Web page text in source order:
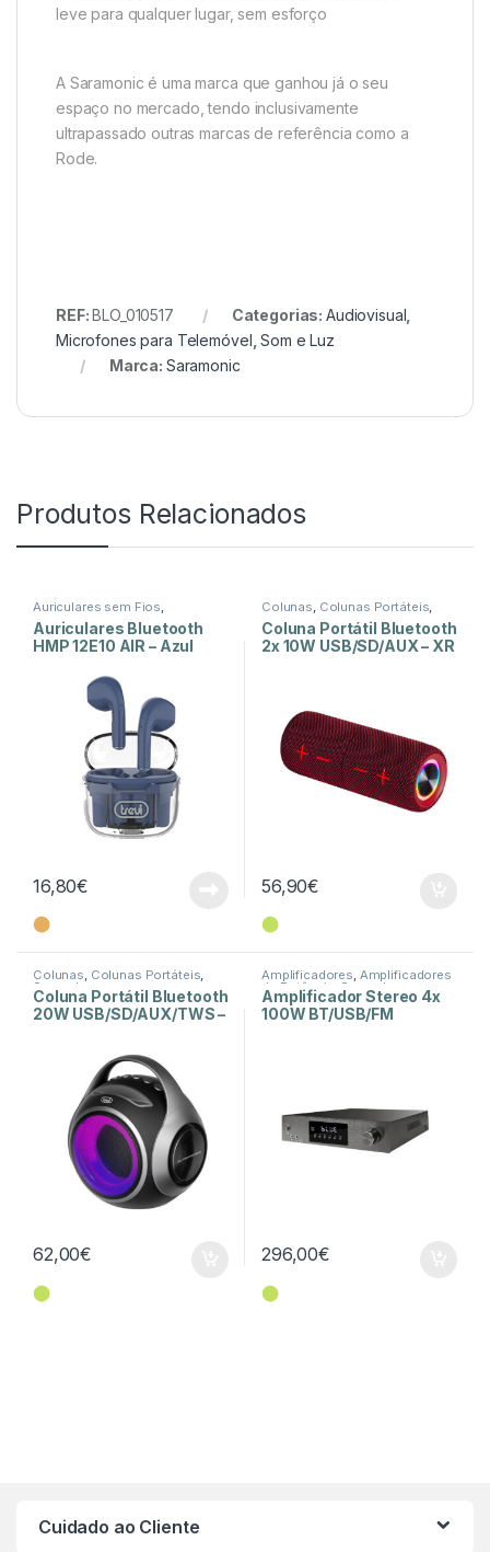
leve para qualquer lugar, sem esforço
A Saramonic é uma marca que ganhou já o seu
espaço no mercado, tendo inclusivamente
ultrapassado outras marcas de referência como a
Rode.
REF:BLO_010517 Categorias: Audiovisual
Microfones para Telemóvel ,Som e Luz
Marca: Saramonic
Produtos Relacionados
Auriculares sem Fios,
Auscultadores e Auriculares
Som e Luz
Auriculares Bluetooth
HMP 12E10 AIR – Azul
16,80€
⬤
Colunas, Colunas Portáteis,
Som e Luz
Coluna Portátil Bluetooth
2x 10W USB/SD/AUX – XR
56,90€
⬤
Colunas, Colunas Portáteis,
Som e Luz
Coluna Portátil Bluetooth
20W USB/SD/AUX/TWS –
62,00€
⬤
Amplificadores, Amplificadores
de Potência Som e Luz
Amplificador Stereo 4x
100W BT/USB/FM
296,00€
⬤
Cuidado ao Cliente